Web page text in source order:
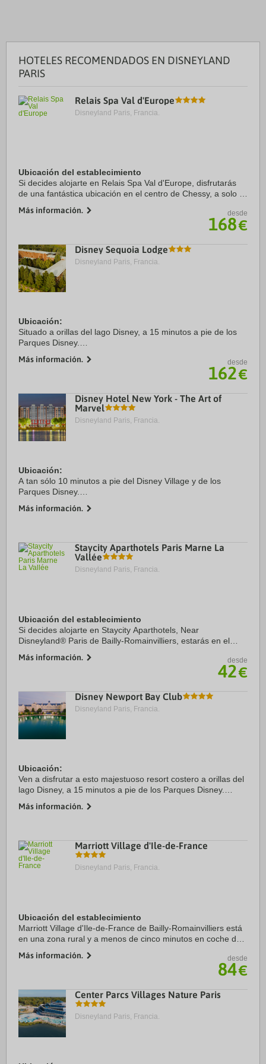
HOTELES RECOMENDADOS EN DISNEYLAND
PARIS
Relais Spa Val d'Europe
Disneyland Paris, Francia.
Ubicación del establecimiento
Si decides alojarte en Relais Spa Val d'Europe, disfrutarás
de una fantástica ubicación en el centro de Chessy, a solo 4
d'Europe. Además, este ...
Más información. desde
168€
Disney Sequoia Lodge
Disneyland Paris, Francia.
Ubicación:
Situado a orillas del lago Disney, a 15 minutos a pie de los
Parques Disney.
Características del establecimiento:
Relájate en pleno bosque en este hotel rústico rodeado de
Más información. desde
162€
Disney Hotel New York - The Art of
Marvel
Disneyland Paris, Francia.
Ubicación:
A tan sólo 10 minutos a pie del Disney Village y de los
Parques Disney.
Características del establecimiento:
Más información.
Staycity Aparthotels Paris Marne La
Vallée
Disneyland Paris, Francia.
Ubicación del establecimiento
Si decides alojarte en Staycity Aparthotels, Near
Disneyland® Paris de Bailly-Romainvilliers, estarás en el
d'Europe y La Vallée Village. Además, ...
Más información. desde
42€
Disney Newport Bay Club
Disneyland Paris, Francia.
Ubicación:
Ven a disfrutar a esto majestuoso resort costero a orillas del
lago Disney, a 15 minutos a pie de los Parques Disney.
Características del establecimiento:
Más información.
Marriott Village d'Ile-de-France
Disneyland Paris, Francia.
Ubicación del establecimiento
Marriott Village d'Ile-de-France de Bailly-Romainvilliers está
en una zona rural y a menos de cinco minutos en coche de
Además, este hotel para ...
Más información. desde
84€
Center Parcs Villages Nature Paris
Disneyland Paris, Francia.